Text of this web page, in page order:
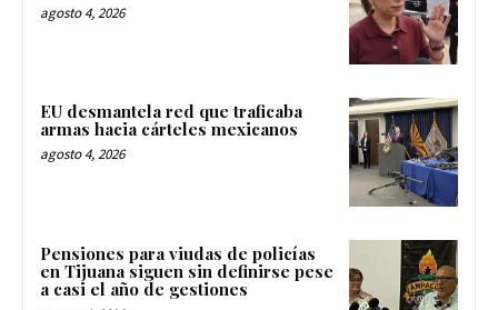
agosto 4, 2026
EU desmantela red que traficaba
armas hacia cárteles mexicanos
agosto 4, 2026
Pensiones para viudas de policías
en Tijuana siguen sin definirse pese
a casi el año de gestiones